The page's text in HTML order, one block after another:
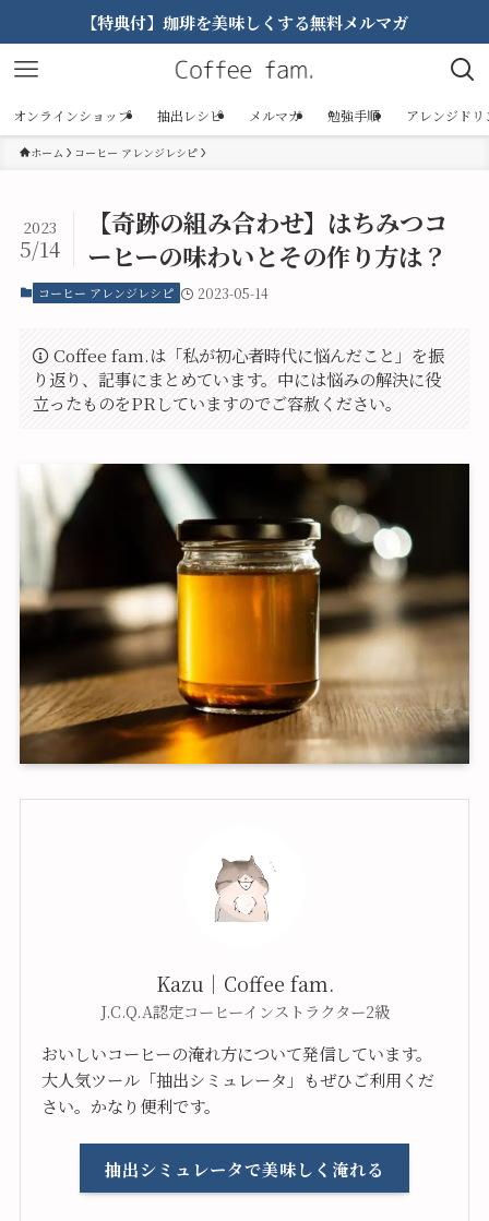
【特典付】珈琲を美味しくする無料メルマガ
オンラインショップ 抽出レシピ メルマガ 勉強手順 アレンジドリ
ホーム コーヒー アレンジレシピ
【奇跡の組み合わせ】はちみつコ
ーヒーの味わいとその作り方は？
2023
5/14
コーヒー アレンジレシピ 2023-05-14
Coffee fam.は「私が初心者時代に悩んだこと」を振
り返り、記事にまとめています。中には悩みの解決に役
立ったものをPRしていますのでご容赦ください。
Kazu｜Coffee fam.
J.C.Q.A認定コーヒーインストラクター2級
おいしいコーヒーの淹れ方について発信しています。
大人気ツール「抽出シミュレータ」もぜひご利用くだ
さい。かなり便利です。
抽出シミュレータで美味しく淹れる